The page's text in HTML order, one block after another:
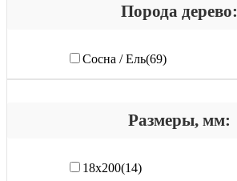
Порода дерево:
Сосна / Ель(69)
Размеры, мм:
18х200(14)